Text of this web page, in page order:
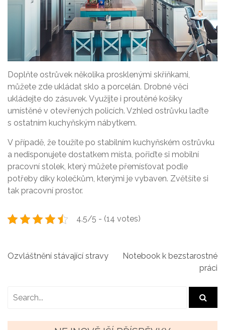
Doplňte ostrůvek několika prosklenými skříňkami,
můžete zde ukládat sklo a porcelán. Drobné věci
ukládejte do zásuvek. Využijte i proutěné košíky
umístěné v otevřených policích. Vzhled ostrůvku laďte
s ostatním kuchyňským nábytkem.
V případě, že toužíte po stabilním kuchyňském ostrůvku
a nedisponujete dostatkem místa, pořiďte si mobilní
pracovní stolek, který můžete přemísťovat podle
potřeby díky kolečkům, kterými je vybaven. Zvětšíte si
tak pracovní prostor.
4.5/5 - (14 votes)
N
v
i
Ozvláštnění stávající stravy
Notebook k bezstarostné
práci